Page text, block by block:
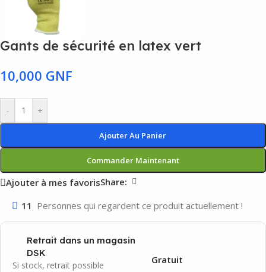
Gants de sécurité en latex vert
10,000 GNF
- +
Ajouter Au Panier
Commander Maintenant
Ajouter à mes favorisShare:
11 Personnes qui regardent ce produit actuellement !
Retrait dans un magasin
DSK
Si stock, retrait possible
Gratuit